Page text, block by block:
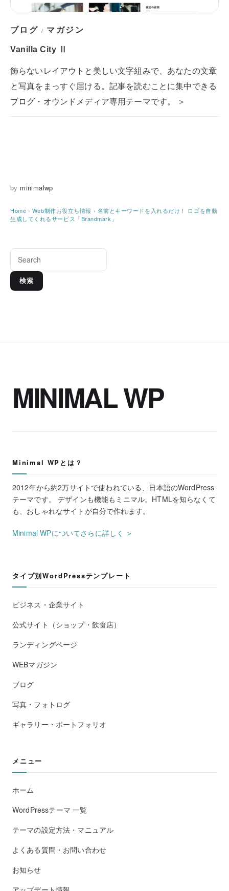
ブログ / マガジン
Vanilla City Ⅱ
飾らないレイアウトと美しい文字組みで、あなたの文章
と写真をまっすぐ届ける。記事を読むことに集中できる
ブログ・オウンドメディア専用テーマです。 ＞
by minimalwp
Home › Web制作お役立ち情報 › 名前とキーワードを入れるだけ！ ロゴを自動
生成してくれるサービス「Brandmark」
検索
MINIMAL WP
Minimal WPとは？
2012年から約2万サイトで使われている、日本語のWordPress
テーマです。 デザインも機能もミニマル。HTMLを知らなくて
も、おしゃれなサイトが自分で作れます。
Minimal WPについてさらに詳しく ＞
タイプ別WordPressテンプレート
ビジネス・企業サイト
公式サイト（ショップ・飲食店）
ランディングページ
WEBマガジン
ブログ
写真・フォトログ
ギャラリー・ポートフォリオ
メニュー
ホーム
WordPressテーマ 一覧
テーマの設定方法・マニュアル
よくある質問・お問い合わせ
お知らせ